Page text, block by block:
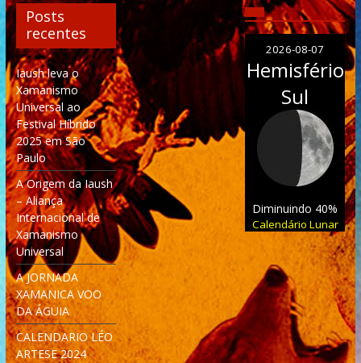
Posts
recentes
Iaush leva o
Xamanismo
Universal ao
Festival Híbrido
2025 em São
Paulo
A Origem da Iaush
– Aliança
Internacional de
Xamanismo
Universal
A JORNADA
XAMANICA VOO
DA ÁGUIA
CALENDARIO LÉO
ARTESE 2024
2026-08-07
Hemisfério
Sul
Diminuindo 40%
Calendário Lunar